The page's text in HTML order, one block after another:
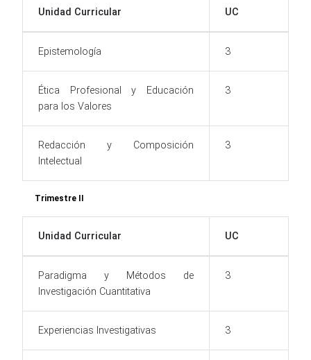
Unidad Curricular UC
Epistemología 3
Ética Profesional y Educación
para los Valores
3
Redacción y Composición
Intelectual
3
Trimestre II
Unidad Curricular UC
Paradigma y Métodos de
Investigación Cuantitativa
3
Experiencias Investigativas 3